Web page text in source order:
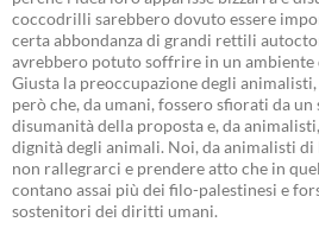
coccodrilli sarebbero dovuto essere
certa abbondanza di grandi rettili
avrebbero potuto soffrire in un
Giusta la preoccupazione degli
però che, da umani, fossero sfiorati da
disumanità della proposta e, da
dignità degli animali. Noi, da animalisti di
non rallegrarci e prendere atto che in
contano assai più dei filo-palestinesi e
sostenitori dei diritti umani.